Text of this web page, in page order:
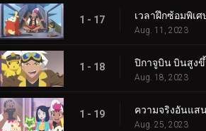
1 - 17 เวลาฝึกซ้อมพิเศ
Aug. 11, 2023
1 - 18 ปิกาจูบิน บินสูง
Aug. 18, 2023
1 - 19 ความจริงอันแส
Aug. 25, 2023